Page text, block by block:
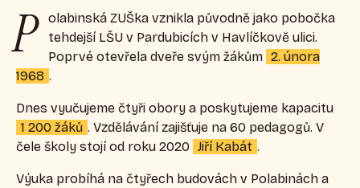
P
olabinská ZUŠka vznikla původně jako pobočka
tehdejší LŠU v Pardubicích v Havlíčkově ulici.
Poprvé otevřela dveře svým žákům 2. února
1968 .
Dnes vyučujeme čtyři obory a poskytujeme kapacitu
1 200 žáků . Vzdělávání zajišťuje na 60 pedagogů. V
čele školy stojí od roku 2020 Jiří Kabát .
Výuka probíhá na čtyřech budovách v Polabinách a